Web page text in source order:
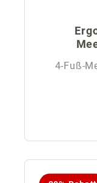
4-Fuß-